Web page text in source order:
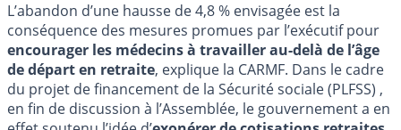
L’abandon d’une hausse de 4,8 % envisagée est la
conséquence des mesures promues par l’exécutif pour
encourager les médecins à travailler au-delà de l’âge
de départ en retraite, explique la CARMF. Dans le cadre
du projet de financement de la Sécurité sociale (PLFSS) ,
en fin de discussion à l’Assemblée, le gouvernement a en